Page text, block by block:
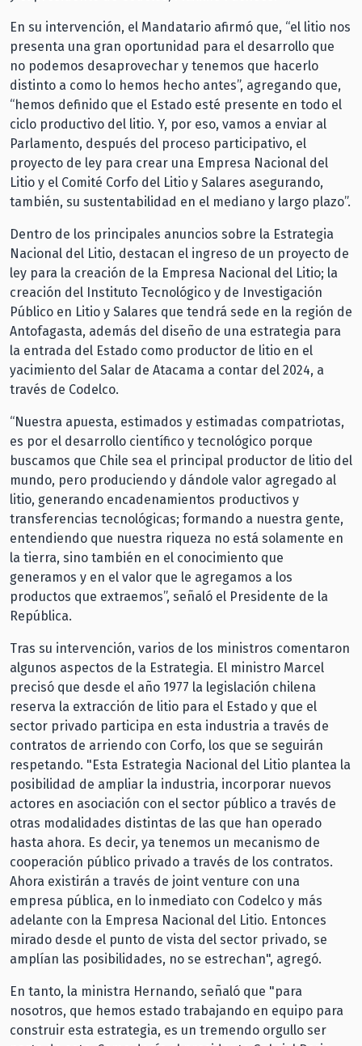
En su intervención, el Mandatario afirmó que, “el litio nos
presenta una gran oportunidad para el desarrollo que
no podemos desaprovechar y tenemos que hacerlo
distinto a como lo hemos hecho antes”, agregando que,
“hemos definido que el Estado esté presente en todo el
ciclo productivo del litio. Y, por eso, vamos a enviar al
Parlamento, después del proceso participativo, el
proyecto de ley para crear una Empresa Nacional del
Litio y el Comité Corfo del Litio y Salares asegurando,
también, su sustentabilidad en el mediano y largo plazo”.
Dentro de los principales anuncios sobre la Estrategia
Nacional del Litio, destacan el ingreso de un proyecto de
ley para la creación de la Empresa Nacional del Litio; la
creación del Instituto Tecnológico y de Investigación
Público en Litio y Salares que tendrá sede en la región de
Antofagasta, además del diseño de una estrategia para
la entrada del Estado como productor de litio en el
yacimiento del Salar de Atacama a contar del 2024, a
través de Codelco.
“Nuestra apuesta, estimados y estimadas compatriotas,
es por el desarrollo científico y tecnológico porque
buscamos que Chile sea el principal productor de litio del
mundo, pero produciendo y dándole valor agregado al
litio, generando encadenamientos productivos y
transferencias tecnológicas; formando a nuestra gente,
entendiendo que nuestra riqueza no está solamente en
la tierra, sino también en el conocimiento que
generamos y en el valor que le agregamos a los
productos que extraemos”, señaló el Presidente de la
República.
Tras su intervención, varios de los ministros comentaron
algunos aspectos de la Estrategia. El ministro Marcel
precisó que desde el año 1977 la legislación chilena
reserva la extracción de litio para el Estado y que el
sector privado participa en esta industria a través de
contratos de arriendo con Corfo, los que se seguirán
respetando. "Esta Estrategia Nacional del Litio plantea la
posibilidad de ampliar la industria, incorporar nuevos
actores en asociación con el sector público a través de
otras modalidades distintas de las que han operado
hasta ahora. Es decir, ya tenemos un mecanismo de
cooperación público privado a través de los contratos.
Ahora existirán a través de joint venture con una
empresa pública, en lo inmediato con Codelco y más
adelante con la Empresa Nacional del Litio. Entonces
mirado desde el punto de vista del sector privado, se
amplían las posibilidades, no se estrechan", agregó.
En tanto, la ministra Hernando, señaló que "para
nosotros, que hemos estado trabajando en equipo para
construir esta estrategia, es un tremendo orgullo ser